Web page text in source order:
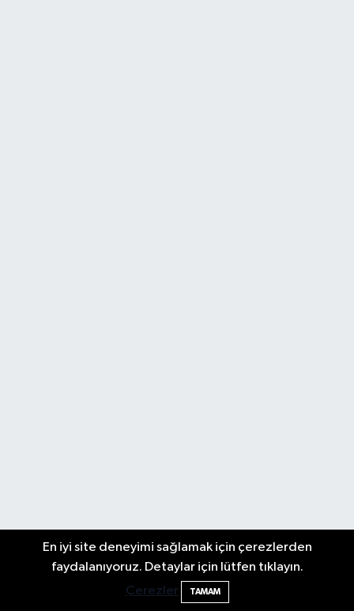
En iyi site deneyimi sağlamak için çerezlerden
faydalanıyoruz. Detaylar için lütfen tıklayın.
Çerezler
TAMAM